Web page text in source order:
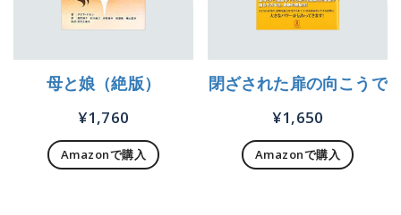
母と娘（絶版）
¥1,760
Amazonで購入
閉ざされた扉の向こうで
¥1,650
Amazonで購入